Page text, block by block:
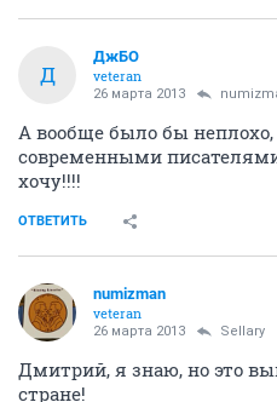
Д
ДжБО
veteran
26 марта 2013
А вообще было бы
современными
хочу!!!!
ОТВЕТИТЬ
numizman
veteran
26 марта 2013 Sellary
Дмитрий, я знаю, но это
стране!